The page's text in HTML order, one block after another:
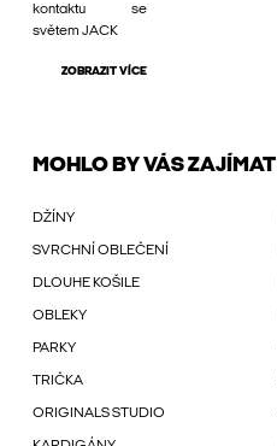
kontaktu se
světem JACK
ZOBRAZIT VÍCE
MOHLO BY VÁS ZAJÍMAT
DŽÍNY
SVRCHNÍ OBLEČENÍ
DLOUHE KOŠILE
OBLEKY
PARKY
TRIČKA
ORIGINALS STUDIO